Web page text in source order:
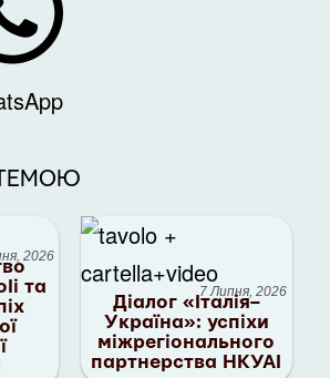
2026
та
7 Липня, 2026
Діалог «Італія–
Україна»: успіхи
міжрегіонального
партнерства НКУАІ